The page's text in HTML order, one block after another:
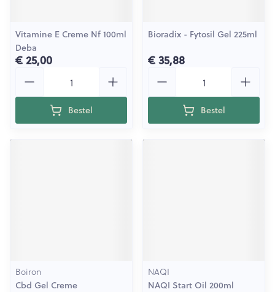
Vitamine E Creme Nf 100ml
Deba
€ 25,00
Bestel
Bioradix - Fytosil Gel 225ml
€ 35,88
Bestel
Boiron
Cbd Gel Creme
NAQI
NAQI Start Oil 200ml